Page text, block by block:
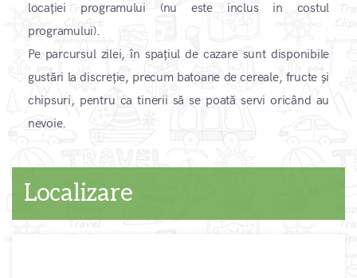
locației programului (nu este inclus in costul
programului).
Pe parcursul zilei, în spațiul de cazare sunt disponibile
gustări la discreție, precum batoane de cereale, fructe și
chipsuri, pentru ca tinerii să se poată servi oricând au
nevoie.
Localizare